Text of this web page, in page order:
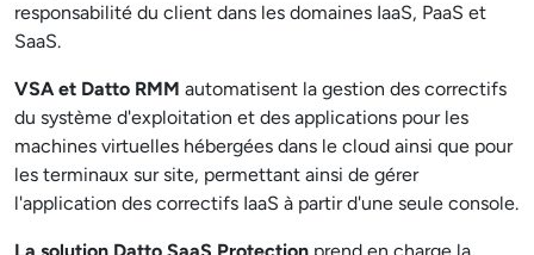
responsabilité du client dans les domaines IaaS, PaaS et
SaaS.
VSA et Datto RMM automatisent la gestion des correctifs
du système d'exploitation et des applications pour les
machines virtuelles hébergées dans le cloud ainsi que pour
les terminaux sur site, permettant ainsi de gérer
l'application des correctifs IaaS à partir d'une seule console.